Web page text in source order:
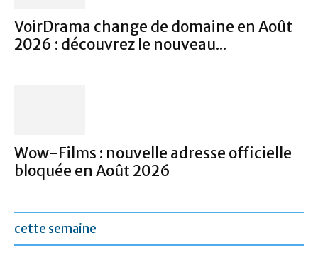
VoirDrama change de domaine en Août
2026 : découvrez le nouveau...
Wow-Films : nouvelle adresse officielle
bloquée en Août 2026
cette semaine